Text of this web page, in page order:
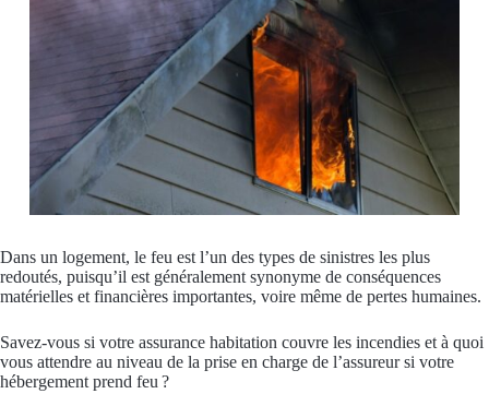
Dans un logement, le feu est l’un des types de sinistres les plus
redoutés, puisqu’il est généralement synonyme de conséquences
matérielles et financières importantes, voire même de pertes humaines.
Savez-vous si votre assurance habitation couvre les incendies et à quoi
vous attendre au niveau de la prise en charge de l’assureur si votre
hébergement prend feu ?